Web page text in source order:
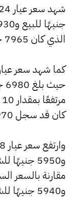
الذي كان 7965 جنيهًا للبيع و7920 جنيهًا للشراء.
كان قد سجل 6970 جنيهًا للبيع و 6930 جنيهًا للشراء.
و5940 جنيهًا للشراء.